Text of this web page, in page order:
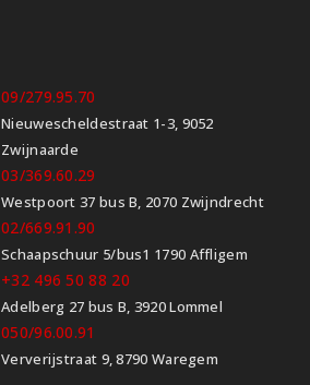
09/279.95.70
Nieuwescheldestraat 1-3, 9052
Zwijnaarde
03/369.60.29
Westpoort 37 bus B, 2070 Zwijndrecht
02/669.91.90
Schaapschuur 5/bus1 1790 Affligem
+32 496 50 88 20
Adelberg 27 bus B, 3920 Lommel
050/96.00.91
Ververijstraat 9, 8790 Waregem